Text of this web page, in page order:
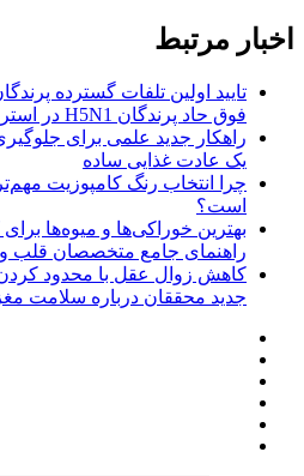
اخبار مرتبط
تایید اولین تلفات گسترده
فوق حاد پرندگان H5N1 در استرالیا
راهکار جدید علمی برای
یک عادت غذایی ساده
چرا انتخاب رنگ کامپوزیت
است؟
بهترین خوراکی‌ها و میوه‌ها
راهنمای جامع متخصصان قلب و
کاهش زوال عقل با محدود
جدید محققان درباره سلامت